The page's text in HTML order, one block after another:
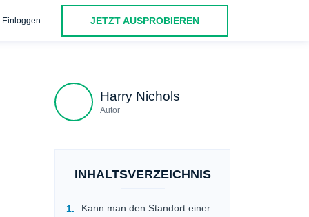
Einloggen JETZT AUSPROBIEREN
Harry Nichols
Autor
INHALTSVERZEICHNIS
Kann man den Standort einer
kostenlos online finden mit Spokeo Phone Tracker